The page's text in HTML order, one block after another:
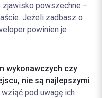
zjawisko powszechne –
Jeżeli zadbasz o
powinien je
wykonawczych czy
nie są najlepszymi
pod uwagę ich